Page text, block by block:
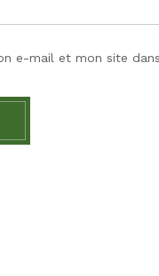
e-mail et mon site